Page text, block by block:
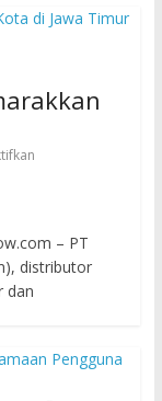
– PT
distributor
dan